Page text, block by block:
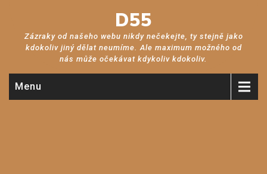
D55
Zázraky od našeho webu nikdy nečekejte, ty stejně jako
kdokoliv jiný dělat neumíme. Ale maximum možného od
nás může očekávat kdykoliv kdokoliv.
Menu